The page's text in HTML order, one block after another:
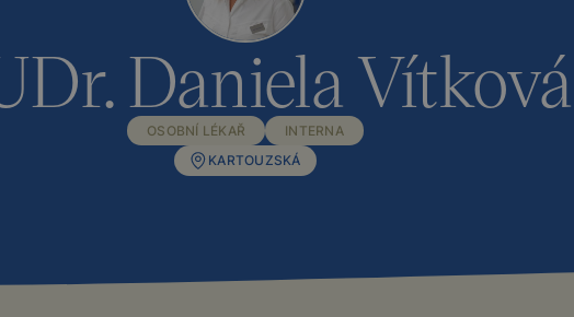
Daniela Vítková
OSOBNÍ LÉKAŘ
INTERNA
KARTOUZSKÁ